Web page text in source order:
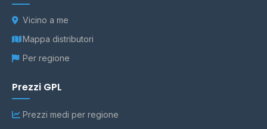
Vicino a me
Mappa distributori
Per regione
Prezzi GPL
Prezzi medi per regione